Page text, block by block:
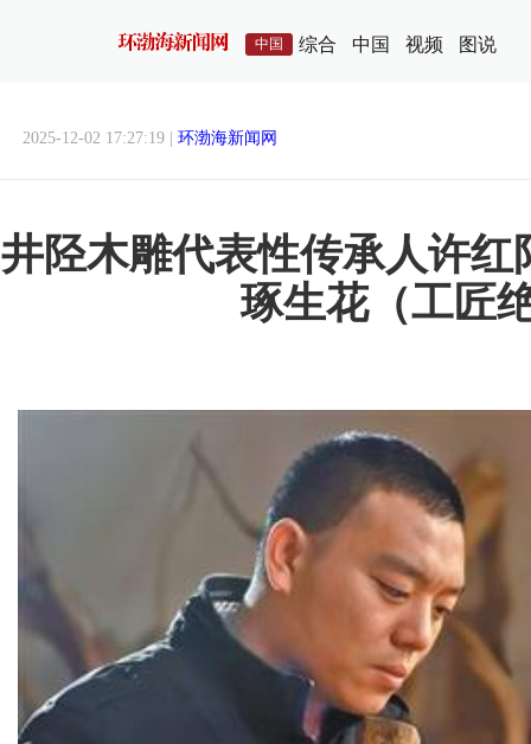
中国 综合 中国 视频 图说
2025-12-02 17:27:19 | 环渤海新闻网
井陉木雕代表性传承人许
琢生花（工匠